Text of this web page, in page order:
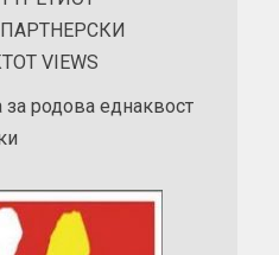
VIEWS
родова еднаквост